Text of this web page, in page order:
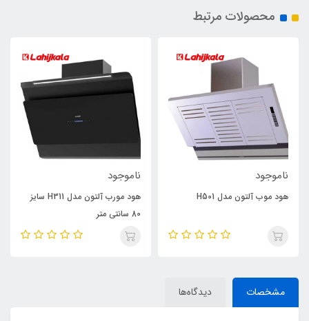
محصولات مرتبط
ناموجود
هود موب آلتون مدل H501
ناموجود
هود مورب آلتون مدل H311 سایز
80 سانتی متر
مشخصات دیدگاه‌ها